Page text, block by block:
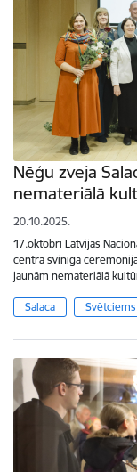
Nēģu zveja
nemateriālā
20.10.2025.
17.oktobrī Latvijas
centra svinīgā
jaunām nemateriālā
Salaca Svētciems